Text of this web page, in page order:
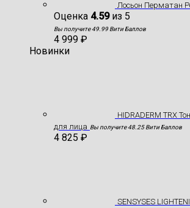
Лосьон Перматан
Оценка 4.59из 5
Вы получите 49.99 Вити Баллов
4 999 ₽
Новинки
HIDRADERM TRX
для лица Вы получите 48.25 Вити Баллов
4 825 ₽
SENSYSES